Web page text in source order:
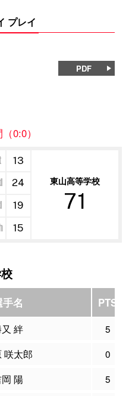
プレイ
PDF
0:0）
13
東山高等学校
71
24
19
15
手名 PTS
絆
5
咲太郎
0
陽
5